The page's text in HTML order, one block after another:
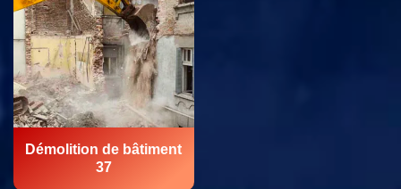
Démolition de bâtiment
37